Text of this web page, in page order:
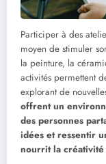
Participer à des
moyen de stimuler
la peinture, la
activités permettent
explorant de
offrent un
des personnes
idées et ressentir
nourrit la créativité